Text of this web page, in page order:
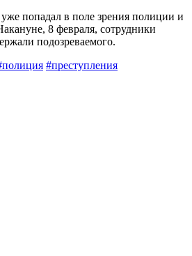
попадал в поле зрения полиции и
8 февраля, сотрудники
подозреваемого.
#преступления